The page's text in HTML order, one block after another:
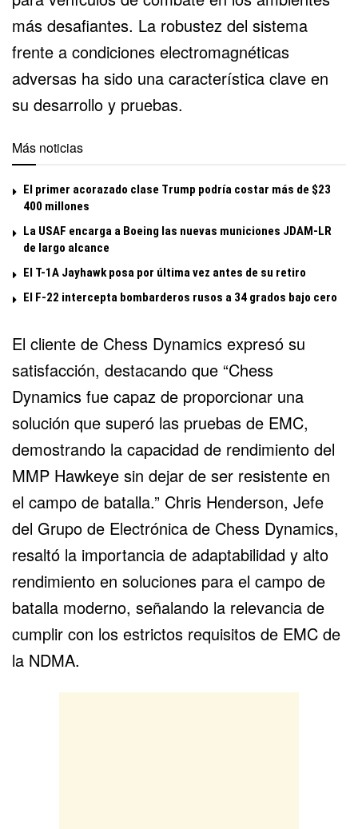
más desafiantes. La robustez del sistema
frente a condiciones electromagnéticas
adversas ha sido una característica clave en
su desarrollo y pruebas.
Más noticias
El primer acorazado clase Trump podría costar más de $23
400 millones
La USAF encarga a Boeing las nuevas municiones JDAM-LR
de largo alcance
El T-1A Jayhawk posa por última vez antes de su retiro
El F-22 intercepta bombarderos rusos a 34 grados bajo cero
El cliente de Chess Dynamics expresó su
satisfacción, destacando que “Chess
Dynamics fue capaz de proporcionar una
solución que superó las pruebas de EMC,
demostrando la capacidad de rendimiento del
MMP Hawkeye sin dejar de ser resistente en
el campo de batalla.” Chris Henderson, Jefe
del Grupo de Electrónica de Chess Dynamics,
resaltó la importancia de adaptabilidad y alto
rendimiento en soluciones para el campo de
batalla moderno, señalando la relevancia de
cumplir con los estrictos requisitos de EMC de
la NDMA.